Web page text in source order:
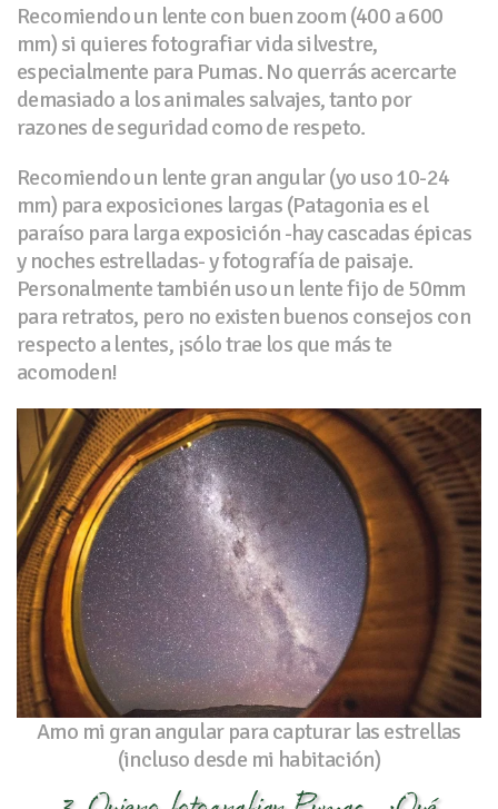
Recomiendo un lente con buen zoom (400 a 600
mm) si quieres fotografiar vida silvestre,
especialmente para Pumas. No querrás acercarte
demasiado a los animales salvajes, tanto por
razones de seguridad como de respeto.
Recomiendo un lente gran angular (yo uso 10-24
mm) para exposiciones largas (Patagonia es el
paraíso para larga exposición -hay cascadas épicas
y noches estrelladas- y fotografía de paisaje.
Personalmente también uso un lente fijo de 50mm
para retratos, pero no existen buenos consejos con
respecto a lentes, ¡sólo trae los que más te
acomoden!
Amo mi gran angular para capturar las estrellas
(incluso desde mi habitación)